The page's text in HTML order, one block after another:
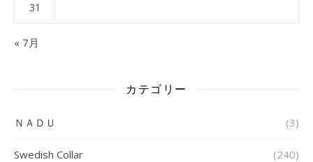
31
« 7月
カテゴリー
ＮＡＤＵ (3)
Swedish Collar (240)